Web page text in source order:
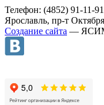
Телефон: (4852) 91-11-91
Ярославль, пр-т
Создание сайта —